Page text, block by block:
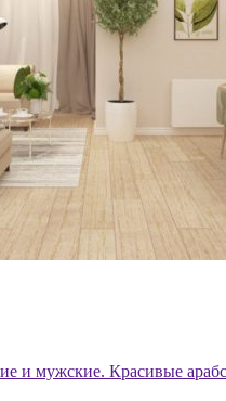
и мужские. Красивые